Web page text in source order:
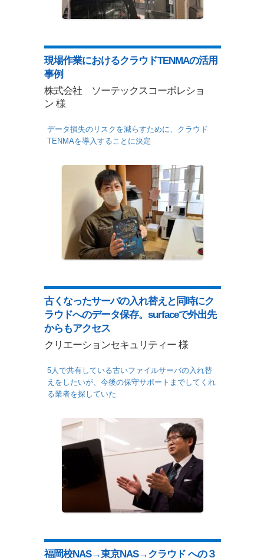
現場作業におけるクラウドTENMAの活用
事例
株式会社 ソーテックスコーポレショ
ン 様
データ損失のリスクを減らすために、クラウド
TENMAを導入することに決定
古くなったサーバの入れ替えと同時にク
ラウドへのデータ保存。surfaceで外出先
からもアクセス
クリエーションセキュリティー 様
5人で共有している古いファイルサーバの入れ替
えをしたいが、今後の保守サポートまでしてくれ
る業者を探していた
福岡校NAS→東京NAS→クラウド への３